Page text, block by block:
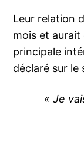
Leur relation
mois et aurait
principale
déclaré sur le
« Je